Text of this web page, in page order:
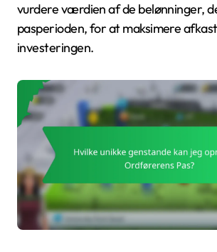
vurdere værdien af de belønninger,
pasperioden, for at maksimere
investeringen.